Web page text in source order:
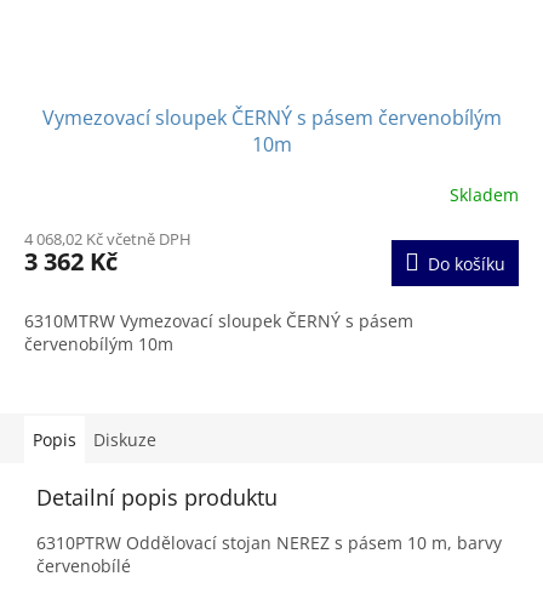
Vymezovací sloupek ČERNÝ s pásem červenobílým
10m
produktu
je
z
5
Skladem
4 068,02 Kč včetně DPH
3 362 Kč Do košíku
6310MTRW Vymezovací sloupek ČERNÝ s pásem
červenobílým 10m
Popis Diskuze
Detailní popis produktu
6310PTRW Oddělovací stojan NEREZ s pásem 10 m, barvy
červenobílé